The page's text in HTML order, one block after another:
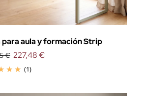
para aula y formación Strip
€
(1)
227,48 €